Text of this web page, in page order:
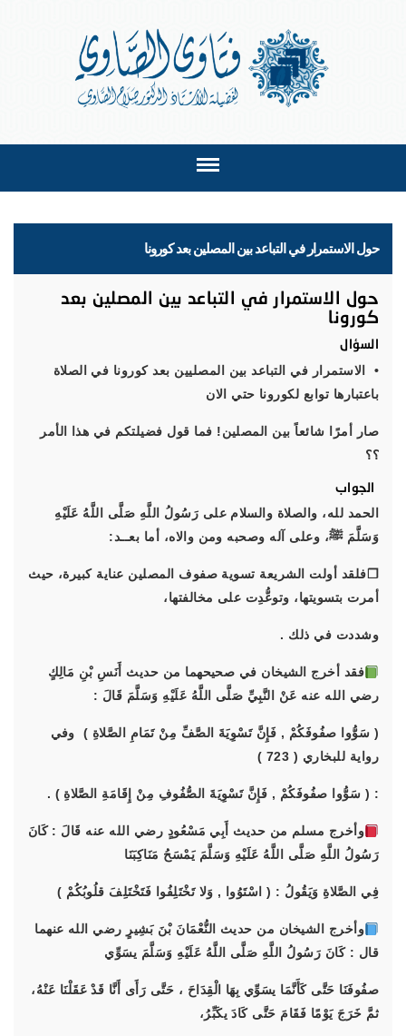
حول الاستمرار في التباعد بين المصلين بعد كورونا
حول الاستمرار في التباعد بين المصلين بعد
كورونا
السؤال
• الاستمرار في التباعد بين المصليين بعد كورونا في الصلاة
باعتبارها توابع لكورونا حتي الان
صار أمرًا شائعاً بين المصلين! فما قول فضيلتكم في هذا الأمر
؟؟
الجواب
الحمد لله، والصلاة والسلام على رَسُولُ اللَّهِ صَلَّى اللَّهُ عَلَيْهِ
وَسَلَّمَ ﷺ، وعلى آله وصحبه ومن والاه، أما بعــد:
❐فلقد أولت الشريعة تسوية صفوف المصلين عناية كبيرة، حيث
أمرت بتسويتها، وتوعُّدِت على مخالفتها،
وشددت في ذلك .
فقد أخرج الشيخان في صحيحهما من حديث أَنَسِ بْنِ مَالِكٍ
رضي الله عنه عَنْ النَّبِيِّ صَلَّى اللَّهُ عَلَيْهِ وَسَلَّمَ قَالَ :
( سَوُّوا صفُوفَكُمْ , فَإِنَّ تَسْوِيَةَ الصَّفِّ مِنْ تَمَامِ الصَّلاةِ ) وفي
رواية للبخاري ( 723 )
: ( سَوُّوا صفُوفَكُمْ , فَإِنَّ تَسْوِيَةَ الصُّفُوفِ مِنْ إِقَامَةِ الصَّلاةِ ) .
وأخرج مسلم من حديث أَبِي مَسْعُودٍ رضي الله عنه قَالَ : كَانَ
رَسُولُ اللَّهِ صَلَّى اللَّهُ عَلَيْهِ وَسَلَّمَ يَمْسَحُ مَنَاكِبَنَا
فِي الصَّلاةِ وَيَقُولُ : ( اسْتَوُوا , وَلا تَخْتَلِفُوا فَتَخْتَلِفَ قلُوبُكُمْ )
وأخرج الشيخان من حديث النُّعْمَانَ بْنَ بَشِيرٍ رضي الله عنهما
قال : كَانَ رَسُولُ اللَّهِ صَلَّى اللَّهُ عَلَيْهِ وَسَلَّمَ يسَوِّي
صفُوفَنَا حَتَّى كَأَنَّمَا يسَوِّي بِهَا الْقِدَاحَ ، حَتَّى رَأَى أَنَّا قَدْ عَقَلْنَا عَنْهُ،
ثمَّ خَرَجَ يَوْمًا فَقَامَ حَتَّى كَادَ يكَبِّرُ،